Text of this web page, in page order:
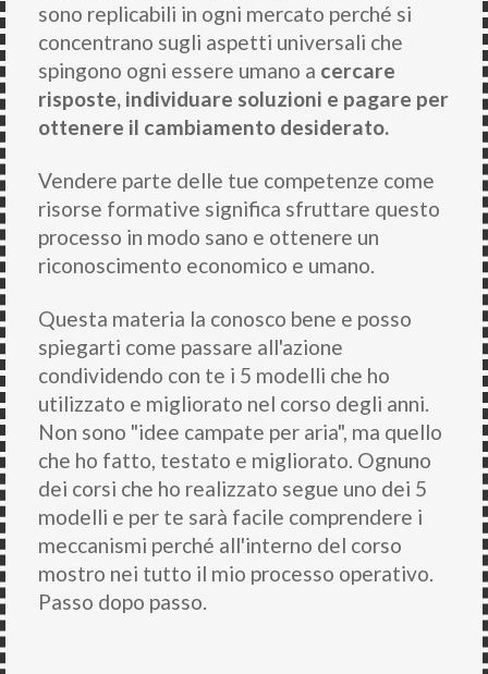
sono replicabili in ogni mercato perché si
concentrano sugli aspetti universali che
spingono ogni essere umano a cercare
risposte, individuare soluzioni e pagare per
ottenere il cambiamento desiderato.
Vendere parte delle tue competenze come
risorse formative significa sfruttare questo
processo in modo sano e ottenere un
riconoscimento economico e umano.
Questa materia la conosco bene e posso
spiegarti come passare all'azione
condividendo con te i 5 modelli che ho
utilizzato e migliorato nel corso degli anni.
Non sono "idee campate per aria", ma quello
che ho fatto, testato e migliorato. Ognuno
dei corsi che ho realizzato segue uno dei 5
modelli e per te sarà facile comprendere i
meccanismi perché all'interno del corso
mostro nei tutto il mio processo operativo.
Passo dopo passo.